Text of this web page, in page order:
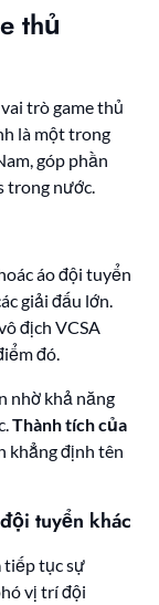
thủ
trò game thủ
là một trong
góp phần
trong nước.
áo đội tuyển
giải đấu lớn.
địch VCSA
đó.
nhờ khả năng
Thành tích của
khẳng định tên
tuyển khác
tiếp tục sự
vị trí đội